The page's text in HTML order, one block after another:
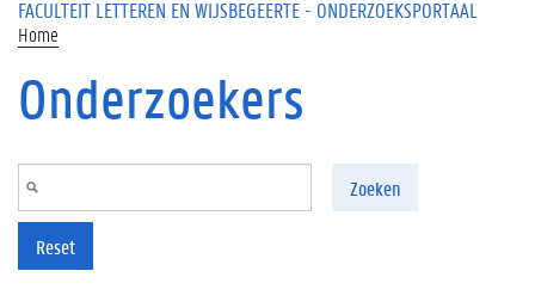
FACULTEIT LETTEREN EN WIJSBEGEERTE - ONDERZOEKSPORTAAL
Home
Onderzoekers
Zoeken
Reset